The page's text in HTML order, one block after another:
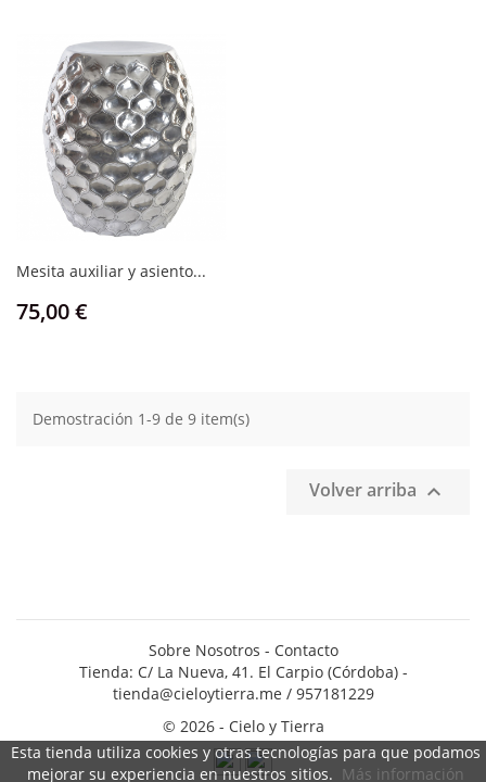
Esta tienda utiliza cookies y otras tecnologías para que podamos
mejorar su experiencia en nuestros sitios. Más información
Mesita auxiliar y asiento...
Precio
75,00 €
Demostración 1-9 de 9 item(s)
Volver arriba 
Sobre Nosotros - Contacto
Tienda: C/ La Nueva, 41. El Carpio (Córdoba) -
tienda@cieloytierra.me / 957181229
© 2026 - Cielo y Tierra